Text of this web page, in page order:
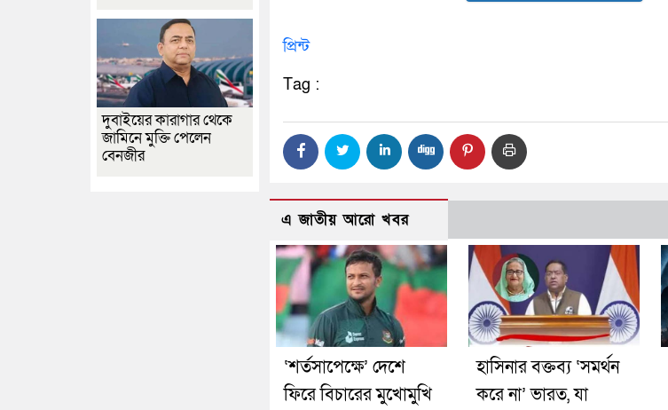
প্রিন্ট
Tag :
এ জাতীয় আরো খবর
‘শর্তসাপেক্ষে’ দেশে
ফিরে বিচারের মুখোমুখি
হাসিনার বক্তব্য ‘সমর্থন
করে না’ ভারত, যা
দুবাইয়ের কারাগার থেকে
জামিনে মুক্তি পেলেন
বেনজীর